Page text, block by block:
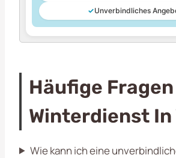
✓Unverbindliches
Häufige
Winterdienst In
Wie kann ich eine